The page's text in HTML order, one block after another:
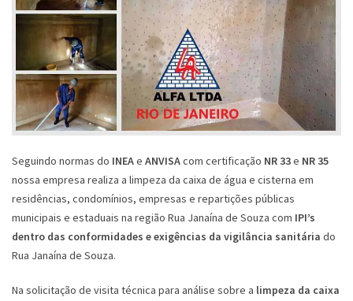
Seguindo normas do INEAe ANVISAcom certificação NR 33e NR 35
nossa empresa realiza a limpeza da caixa de água e cisterna em
residências, condomínios, empresas e repartições públicas
municipais e estaduais na região Rua Janaína de Souza com IPI’s
dentro das conformidades e exigências da vigilância sanitária do
Rua Janaína de Souza.
Na solicitação de visita técnica para análise sobre a limpeza da caixa